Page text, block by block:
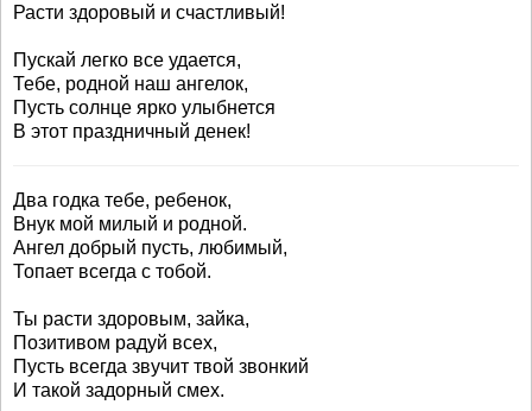
Расти здоровый и счастливый!
Пускай легко все удается,
Тебе, родной наш ангелок,
Пусть солнце ярко улыбнется
В этот праздничный денек!
Два годка тебе, ребенок,
Внук мой милый и родной.
Ангел добрый пусть, любимый,
Топает всегда с тобой.
Ты расти здоровым, зайка,
Позитивом радуй всех,
Пусть всегда звучит твой звонкий
И такой задорный смех.